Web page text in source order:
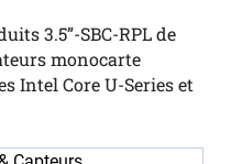
3.5”-SBC-RPL de
monocarte
Intel Core U-Series et